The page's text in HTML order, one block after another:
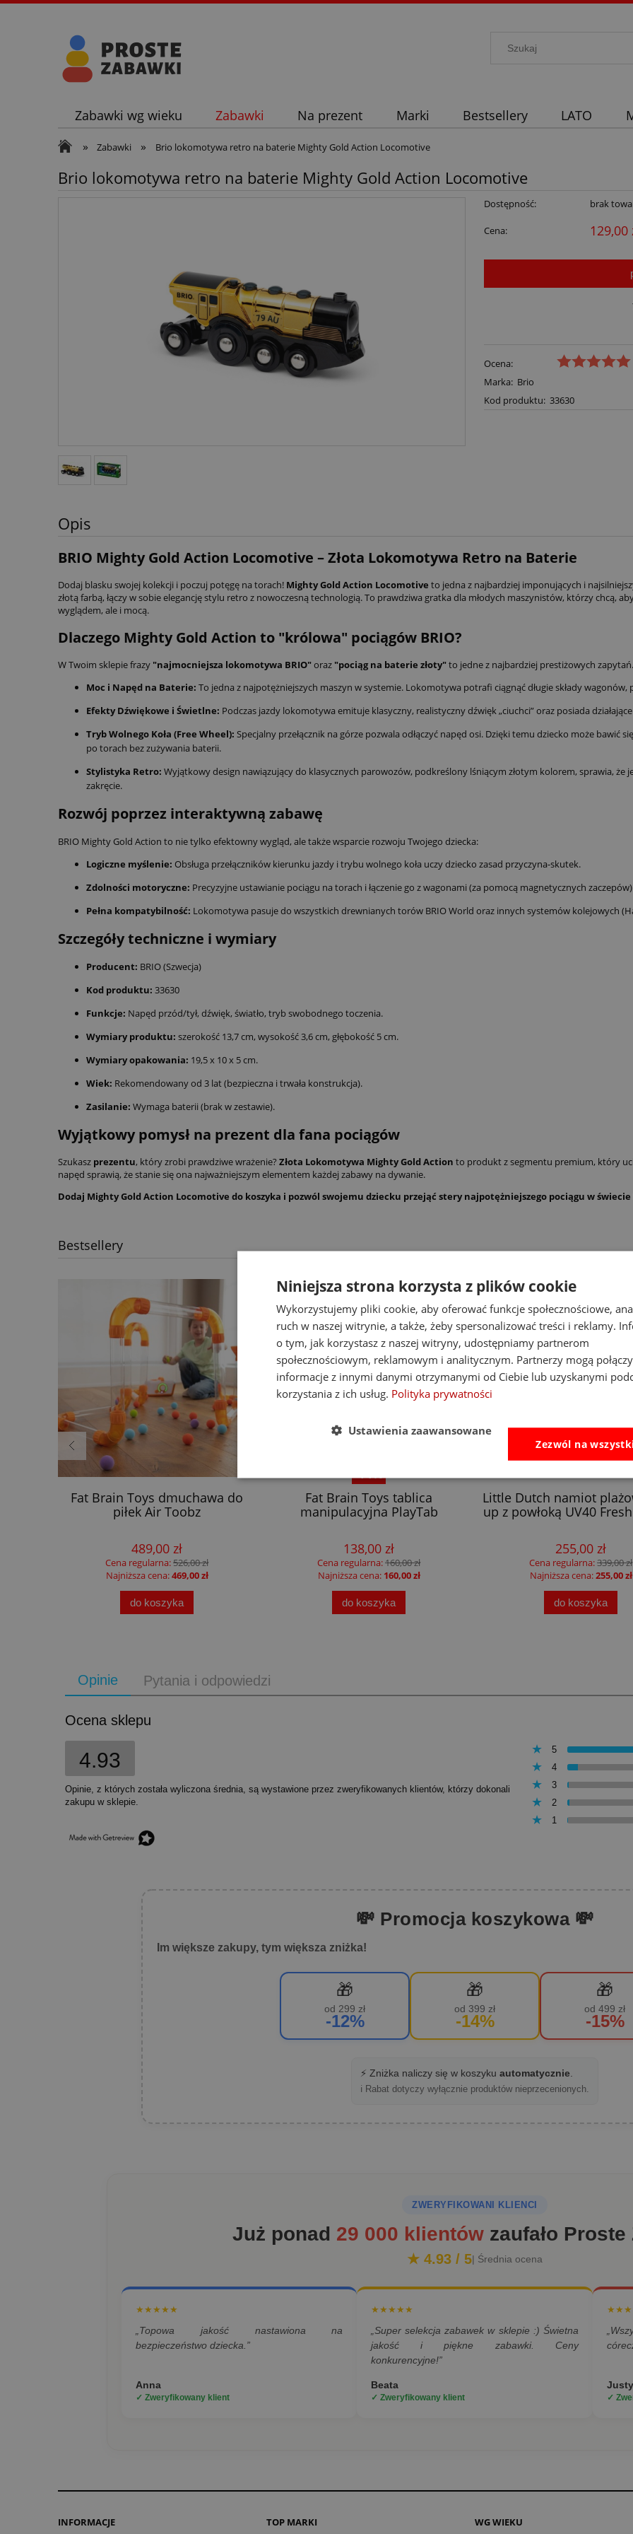
Zabawki wg wieku Zabawki Na prezent Marki Bestsellery LATO
» Zabawki » Brio lokomotywa retro na baterie Mighty Gold Action Locomotive
Brio lokomotywa retro na baterie Mighty Gold Action Locomotive
Dostępność: brak
Cena: 129,00
Ocena:
Marka: Brio
Kod produktu: 33630
Opis
BRIO Mighty Gold Action Locomotive – Złota Lokomotywa Retro na Baterie
Dodaj blasku swojej kolekcji i poczuj potęgę na torach! Mighty Gold Action Locomotive to jedna z najbardziej imponujących i
złotą farbą, łączy w sobie elegancję stylu retro z nowoczesną technologią. To prawdziwa gratka dla młodych maszynistów, którzy chcą,
wyglądem, ale i mocą.
Dlaczego Mighty Gold Action to "królowa" pociągów BRIO?
W Twoim sklepie frazy "najmocniejsza lokomotywa BRIO"oraz "pociąg na baterie złoty"to jedne z najbardziej prestiżowych
Moc i Napęd na Baterie: To jedna z najpotężniejszych maszyn w systemie. Lokomotywa potrafi ciągnąć długie składy wagonów,
Efekty Dźwiękowe i Świetlne: Podczas jazdy lokomotywa emituje klasyczny, realistyczny dźwięk „ciuchci” oraz posiada
Tryb Wolnego Koła (Free Wheel): Specjalny przełącznik na górze pozwala odłączyć napęd osi. Dzięki temu dziecko może
po torach bez zużywania baterii.
Stylistyka Retro: Wyjątkowy design nawiązujący do klasycznych parowozów, podkreślony lśniącym złotym kolorem, sprawia,
zakręcie.
Rozwój poprzez interaktywną zabawę
BRIO Mighty Gold Action to nie tylko efektowny wygląd, ale także wsparcie rozwoju Twojego dziecka:
Logiczne myślenie: Obsługa przełączników kierunku jazdy i trybu wolnego koła uczy dziecko zasad przyczyna-skutek.
Zdolności motoryczne: Precyzyjne ustawianie pociągu na torach i łączenie go z wagonami (za pomocą magnetycznych
Pełna kompatybilność: Lokomotywa pasuje do wszystkich drewnianych torów BRIO World oraz innych systemów kolejowych
Szczegóły techniczne i wymiary
Producent: BRIO (Szwecja)
Kod produktu: 33630
Funkcje: Napęd przód/tył, dźwięk, światło, tryb swobodnego toczenia.
Wymiary produktu: szerokość 13,7 cm, wysokość 3,6 cm, głębokość 5 cm.
Wymiary opakowania: 19,5 x 10 x 5 cm.
Wiek: Rekomendowany od 3 lat (bezpieczna i trwała konstrukcja).
Zasilanie: Wymaga baterii (brak w zestawie).
Wyjątkowy pomysł na prezent dla fana pociągów
Szukasz prezentu, który zrobi prawdziwe wrażenie? Złota Lokomotywa Mighty Gold Action to produkt z segmentu premium, który
napęd sprawią, że stanie się ona najważniejszym elementem każdej zabawy na dywanie.
Dodaj Mighty Gold Action Locomotive do koszyka i pozwól swojemu dziecku przejąć stery najpotężniejszego pociągu w świecie
Bestsellery
Fat Brain Toys dmuchawa do
piłek Air Toobz
489,00 zł
Cena regularna:526,00 zł
Najniższa cena:469,00 zł
do koszyka
-14%
Fat Brain Toys tablica
manipulacyjna PlayTab
138,00 zł
Cena regularna:160,00 zł
Najniższa cena: 160,00 zł
do koszyka
Little Dutch namiot
up z powłoką UV40
255,00 zł
Cena regularna:339,00 zł
Najniższa cena:255,00 zł
do koszyka
Opinie Pytania i odpowiedzi
Ocena sklepu
4.93
Opinie, z których została wyliczona średnia, są wystawione przez zweryfikowanych klientów, którzy dokonali
zakupu w sklepie.
5
4
3
2
1
💸 Promocja koszykowa 💸
Im większe zakupy, tym większa zniżka!
🎁
od 299 zł
-12%
🎁
od 399 zł
-14%
🎁
od 499 zł
-15%
⚡ Zniżka naliczy się w koszyku automatycznie
ℹ️ Rabat dotyczy wyłącznie produktów nieprzecenionych.
ZWERYFIKOWANI KLIENCI
Już ponad 29 000 klientów zaufało
★ 4.93 / 5| Średnia ocena
★★★★★
„Topowa jakość nastawiona na
bezpieczeństwo dziecka.”
Anna
✓ Zweryfikowany klient
★★★★★
„Super selekcja zabawek w sklepie :) Świetna
jakość i piękne zabawki. Ceny
konkurencyjne!”
Beata
✓ Zweryfikowany klient ✓
INFORMACJE TOP MARKI WG WIEKU
Niniejsza strona korzysta z plików cookie
Wykorzystujemy pliki cookie, aby oferować funkcje społecznościowe,
ruch w naszej witrynie, a także, żeby spersonalizować treści i reklamy.
o tym, jak korzystasz z naszej witryny, udostępniamy partnerom
społecznościowym, reklamowym i analitycznym. Partnerzy mogą
informacje z innymi danymi otrzymanymi od Ciebie lub uzyskanymi
korzystania z ich usług. Polityka prywatności
Zezwól na
Ustawienia zaawansowane